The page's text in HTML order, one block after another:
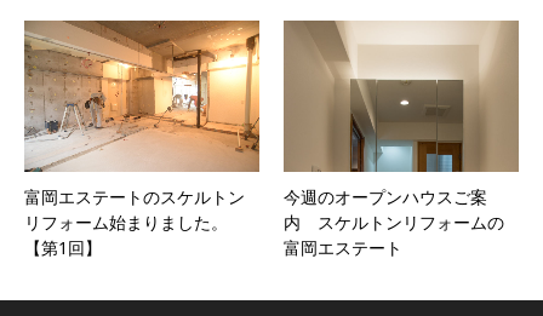
富岡エステートのスケルトン
リフォーム始まりました。
【第1回】
今週のオープンハウスご案
内 スケルトンリフォームの
富岡エステート